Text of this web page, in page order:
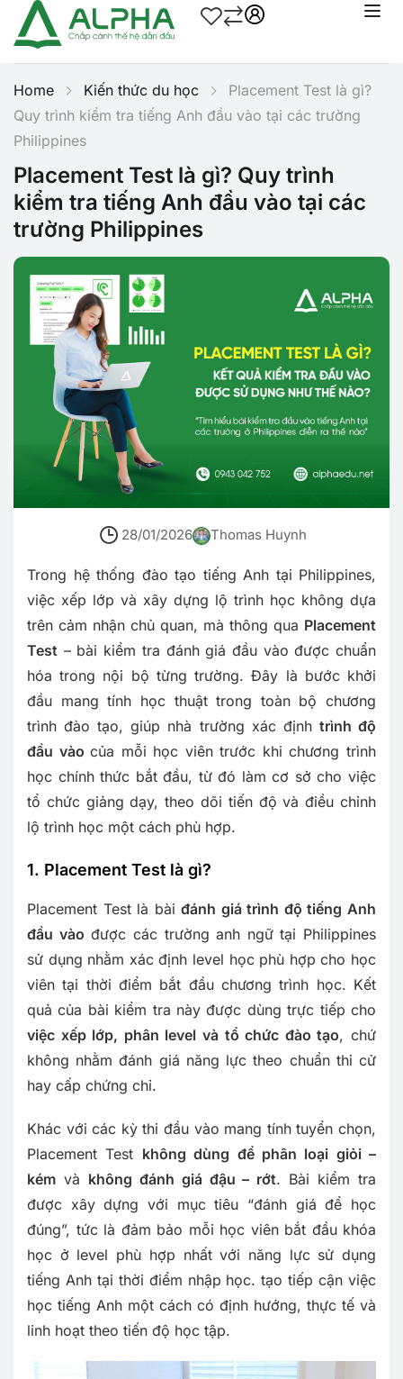
Home Kiến thức du học
Placement Test là gì?
Quy trình kiểm tra tiếng Anh đầu vào tại các trường
Philippines
Placement Test là gì? Quy trình
kiểm tra tiếng Anh đầu vào tại các
trường Philippines
28/01/2026 Thomas Huynh
Trong hệ thống đào tạo tiếng Anh tại Philippines,
việc xếp lớp và xây dựng lộ trình học không dựa
trên cảm nhận chủ quan, mà thông qua Placement
Test – bài kiểm tra đánh giá đầu vào được chuẩn
hóa trong nội bộ từng trường. Đây là bước khởi
đầu mang tính học thuật trong toàn bộ chương
trình đào tạo, giúp nhà trường xác định trình độ
đầu vàocủa mỗi học viên trước khi chương trình
học chính thức bắt đầu, từ đó làm cơ sở cho việc
tổ chức giảng dạy, theo dõi tiến độ và điều chỉnh
lộ trình học một cách phù hợp.
1. Placement Test là gì?
Placement Test là bàiđánh giá trình độ tiếng Anh
đầu vào được các trường anh ngữ tại Philippines
sử dụng nhằm xác định level học phù hợp cho học
viên tại thời điểm bắt đầu chương trình học. Kết
quả của bài kiểm tra này được dùng trực tiếp cho
việc xếp lớp, phân level và tổ chức đào tạo, chứ
không nhằm đánh giá năng lực theo chuẩn thi cử
hay cấp chứng chỉ.
Khác với các kỳ thi đầu vào mang tính tuyển chọn,
Placement Test không dùng để phân loại giỏi –
kém và không đánh giá đậu – rớt. Bài kiểm tra
được xây dựng với mục tiêu “đánh giá để học
đúng”, tức là đảm bảo mỗi học viên bắt đầu khóa
học ở level phù hợp nhất với năng lực sử dụng
tiếng Anh tại thời điểm nhập học. tạo tiếp cận việc
học tiếng Anh một cách có định hướng, thực tế và
linh hoạt theo tiến độ học tập.